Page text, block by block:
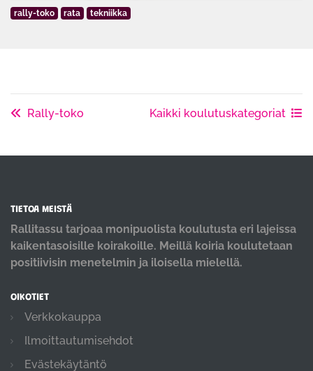
rally-toko rata tekniikka
Rally-toko Kaikki koulutuskategoriat
TIETOA MEISTÄ
Rallitassu tarjoaa monipuolista koulutusta eri lajeissa
kaikentasoisille koirakoille. Meillä koiria koulutetaan
positiivisin menetelmin ja iloisella mielellä.
OIKOTIET
Verkkokauppa
Ilmoittautumisehdot
Evästekäytäntö